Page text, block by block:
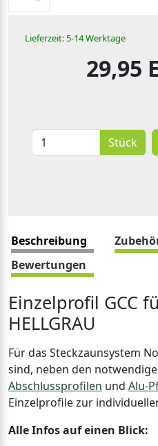
Lieferzeit: 5-14 Werktage
29,95
Stück
Beschreibung
Bewertungen
Einzelprofil GCC
HELLGRAU
Für das Steckzaunsystem
sind, neben den
Abschlussprofilen und Alu-
Einzelprofile zur
Alle Infos auf einen Blick: